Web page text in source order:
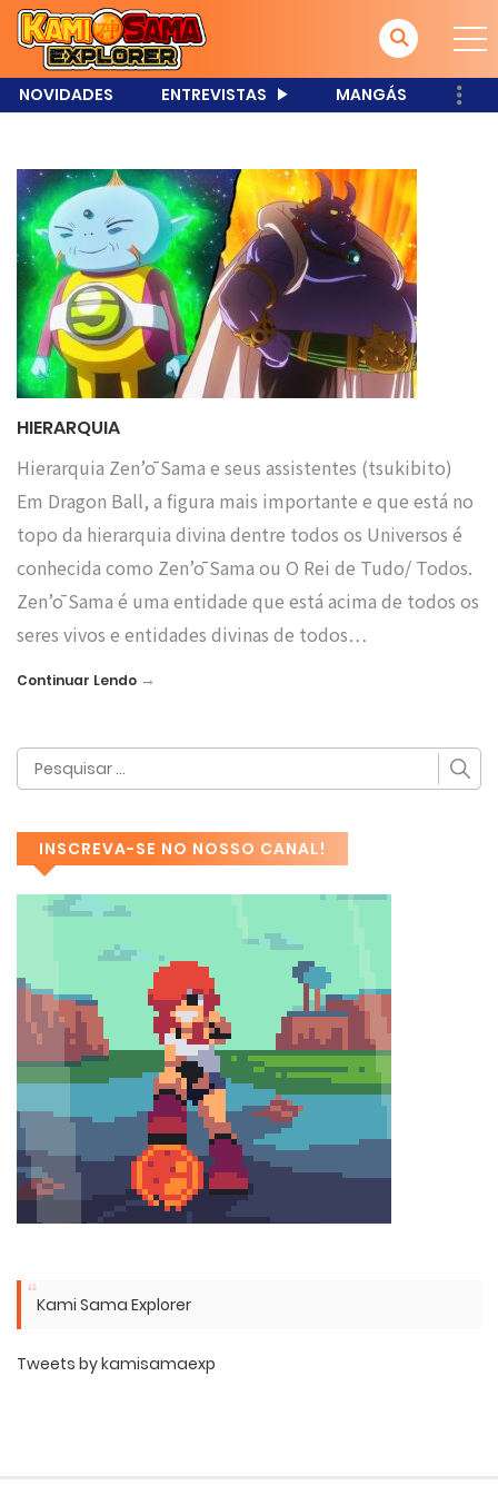
NOVIDADES ENTREVISTAS MANGÁS
HIERARQUIA
Hierarquia Zen’ō Sama e seus assistentes (tsukibito)
Em Dragon Ball, a figura mais importante e que está no
topo da hierarquia divina dentre todos os Universos é
conhecida como Zen’ō Sama ou O Rei de Tudo/ Todos.
Zen’ō Sama é uma entidade que está acima de todos os
seres vivos e entidades divinas de todos…
Continuar Lendo →
INSCREVA-SE NO NOSSO CANAL!
Kami Sama Explorer
Tweets by kamisamaexp